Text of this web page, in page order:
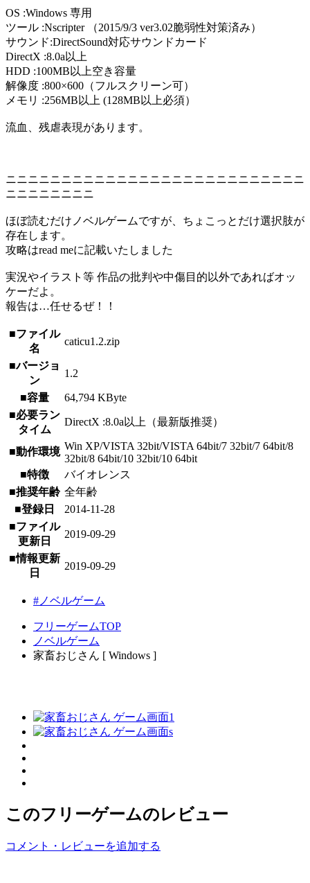
OS :Windows 専用
ツール :Nscripter （2015/9/3 ver3.02脆弱性対策済み）
サウンド:DirectSound対応サウンドカード
DirectX :8.0a以上
HDD :100MB以上空き容量
解像度 :800×600（フルスクリーン可）
メモリ :256MB以上 (128MB以上必須）
流血、残虐表現があります。
ニニニニニニニニニニニニニニニニニニニニニニニニニニニ
ニニニニニニニニ
ほぼ読むだけノベルゲームですが、ちょこっとだけ選択肢が
存在します。
攻略はread meに記載いたしました
実況やイラスト等 作品の批判や中傷目的以外であればオッ
ケーだよ。
報告は…任せるぜ！！
■ファイル
名
caticu1.2.zip
■バージョ
ン
1.2
■容量
64,794 KByte
■必要ラン
タイム
DirectX :8.0a以上（最新版推奨）
■動作環境 Win XP/VISTA 32bit/VISTA 64bit/7 32bit/7 64bit/8
32bit/8 64bit/10 32bit/10 64bit
■特徴
バイオレンス
■推奨年齢 全年齢
■登録日
2014-11-28
■ファイル
更新日
2019-09-29
■情報更新
日
2019-09-29
#ノベルゲーム
フリーゲームTOP
ノベルゲーム
家畜おじさん [ Windows ]
このフリーゲームのレビュー
コメント・レビューを追加する